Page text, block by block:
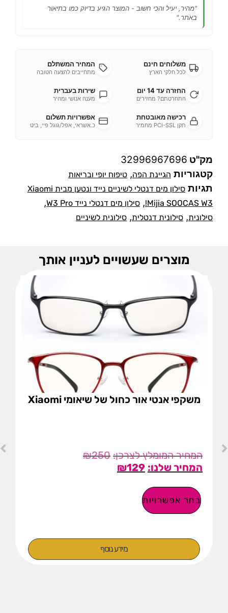
"מהיר, יעיל והכי חשוב - המוצר הגיע בדיוק כמו בתיאור
באתר."
משלוחים חינם
לכל חלקי הארץ
המחיר המשתלם
מתחייבים להצעה הטובה
החזרה עד 14 יום
התחרטתם? מחזירים
שירות בעברית
מענה אנושי ומהיר
רכישה מאובטחת
תקן PCI-SSL מחמיר
אפשרויות תשלום
כ.אשראי, אפל/גוגל פיי, ביט
מק"ט 32996967696
קטגוריות הגיינת הפה, טיפוח יופי ובריאות
תגיות
סילון מים דנטלי לשיניים נייד ונטען מבית Xiaomi
Mijia SOOCAS W3!
, סילון מים דנטלי נייד W3 Pro ,
סילונית, סילונית דנטלית, סילונית לשיניים
מוצרים שעשויים לעניין אותך
משקפי אנטי אור כחול של שיאומי Xiaomi
₪250
₪129
בחר אפשרויות
מידע נוסף